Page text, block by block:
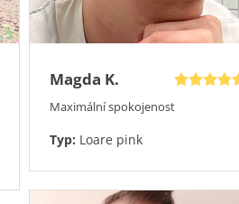
Magda K.
Maximální spokojenost
Typ: Loare pink